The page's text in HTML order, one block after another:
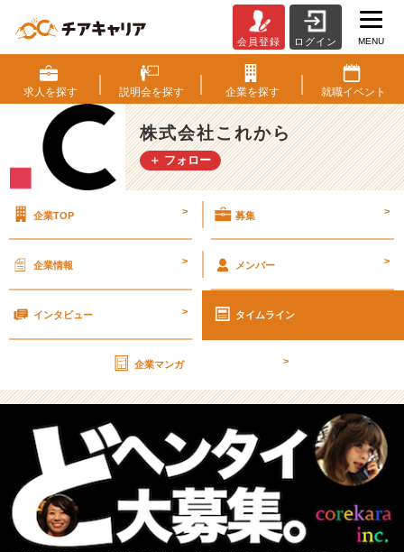
ッ
ト
ビ
ジ
ネ
ス
な
れ
外
せ
な
【株
式
社
こ
れ
会員登録 ログイン MENU
求人を探す 説明会を探す 企業を探す 就職イベント
株式会社これから
＋ フォロー
企業TOP > 募集 >
企業情報 > メンバー >
インタビュー > タイムライン
企業マンガ >